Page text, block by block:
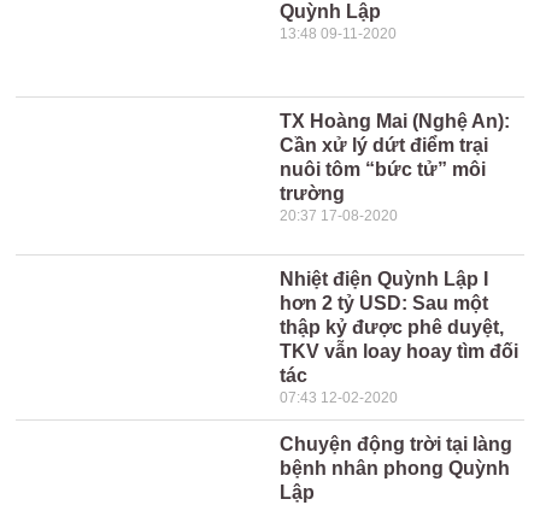
Quỳnh Lập
13:48 09-11-2020
TX Hoàng Mai (Nghệ An):
Cần xử lý dứt điểm trại
nuôi tôm “bức tử” môi
trường
20:37 17-08-2020
Nhiệt điện Quỳnh Lập I
hơn 2 tỷ USD: Sau một
thập kỷ được phê duyệt,
TKV vẫn loay hoay tìm đối
tác
07:43 12-02-2020
Chuyện động trời tại làng
bệnh nhân phong Quỳnh
Lập